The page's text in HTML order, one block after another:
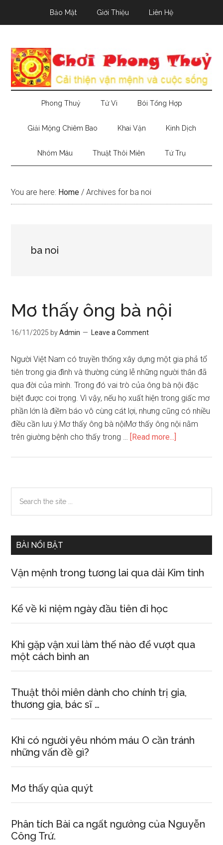
Bảo Mật Giới Thiệu Liên Hệ
Phong Thuỷ Tử Vi Bói Tổng Hợp
Giải Mộng Chiêm Bao Khai Vận Kinh Dịch
Nhóm Máu Thuật Thôi Miên Tứ Trụ
You are here: Home / Archives for ba noi
ba noi
Mơ thấy ông bà nội
16/11/2025 byAdmin Leave a Comment
Người Việt Nam có truyền thống xây dựng một gia phả tổ
tiên trong gia đình và thường cúng lễ những người thân đã
qua đời của mình. Trong đó vai trò của ông bà nội đặc
biệt được coi trọng. Vì vậy, nếu họ xuất hiện trong giấc mơ
phần lớn là điềm báo vô cùng cát lợi, nhưng cũng có nhiều
điều cần lưu ý.Mơ thấy ông bà nộiMơ thấy ông nội nằm
trên giường bệnh cho thấy trong … [Read more...]
bà
Primary
Sidebar
the
BÀI NỔI BẬT
Vận mệnh trong tương lai qua dải Kim tinh
Kể về kỉ niệm ngày đầu tiên đi học
Khi gặp vận xui làm thế nào để vượt qua
một cách bình an
Thuật thôi miên dành cho chính trị gia,
thương gia, bác sĩ …
Khi có người yêu nhóm máu O cần tránh
những vấn đề gì?
Mơ thấy qủa quýt
Phân tích Bài ca ngất ngưởng của Nguyễn
Công Trứ.